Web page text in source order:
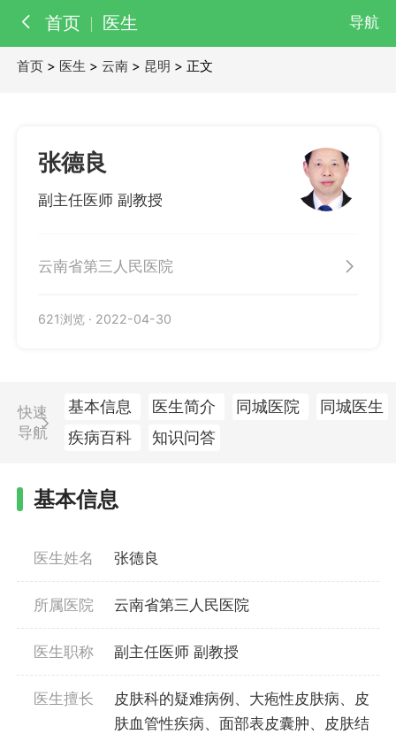
首页 医生 导航
医生
首页 > 医生 > 云南 > 昆明 > 正文
张德良
副主任医师 副教授
云南省第三人民医院
621浏览 · 2022-04-30
快速
导航
基本信息 医生简介 同城医院
同城医生
疾病百科
知识问答
基本信息
医生姓名 张德良
所属医院 云南省第三人民医院
医生职称 副主任医师 副教授
医生擅长
皮肤科的疑难病例、大疱性皮肤病、皮
肤血管性疾病、面部表皮囊肿、皮肤结